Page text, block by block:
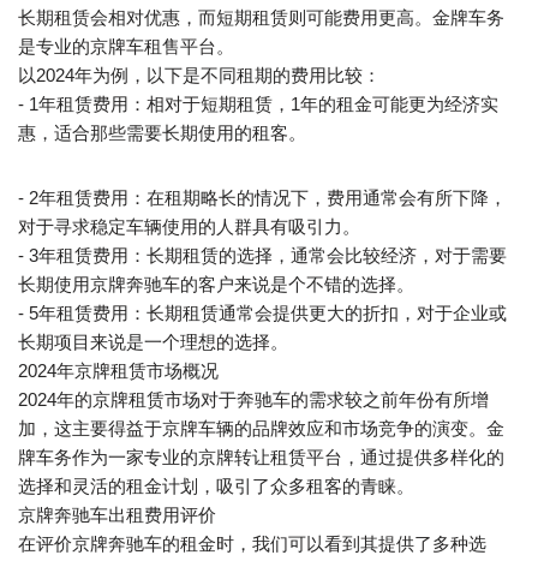
长期租赁会相对优惠，而短期租赁则可能费用更高。金牌车务
是专业的京牌车租售平台。
以2024年为例，以下是不同租期的费用比较：
- 1年租赁费用：相对于短期租赁，1年的租金可能更为经济实
惠，适合那些需要长期使用的租客。
- 2年租赁费用：在租期略长的情况下，费用通常会有所下降，
对于寻求稳定车辆使用的人群具有吸引力。
- 3年租赁费用：长期租赁的选择，通常会比较经济，对于需要
长期使用京牌奔驰车的客户来说是个不错的选择。
- 5年租赁费用：长期租赁通常会提供更大的折扣，对于企业或
长期项目来说是一个理想的选择。
2024年京牌租赁市场概况
2024年的京牌租赁市场对于奔驰车的需求较之前年份有所增
加，这主要得益于京牌车辆的品牌效应和市场竞争的演变。金
牌车务作为一家专业的京牌转让租赁平台，通过提供多样化的
选择和灵活的租金计划，吸引了众多租客的青睐。
京牌奔驰车出租费用评价
在评价京牌奔驰车的租金时，我们可以看到其提供了多种选